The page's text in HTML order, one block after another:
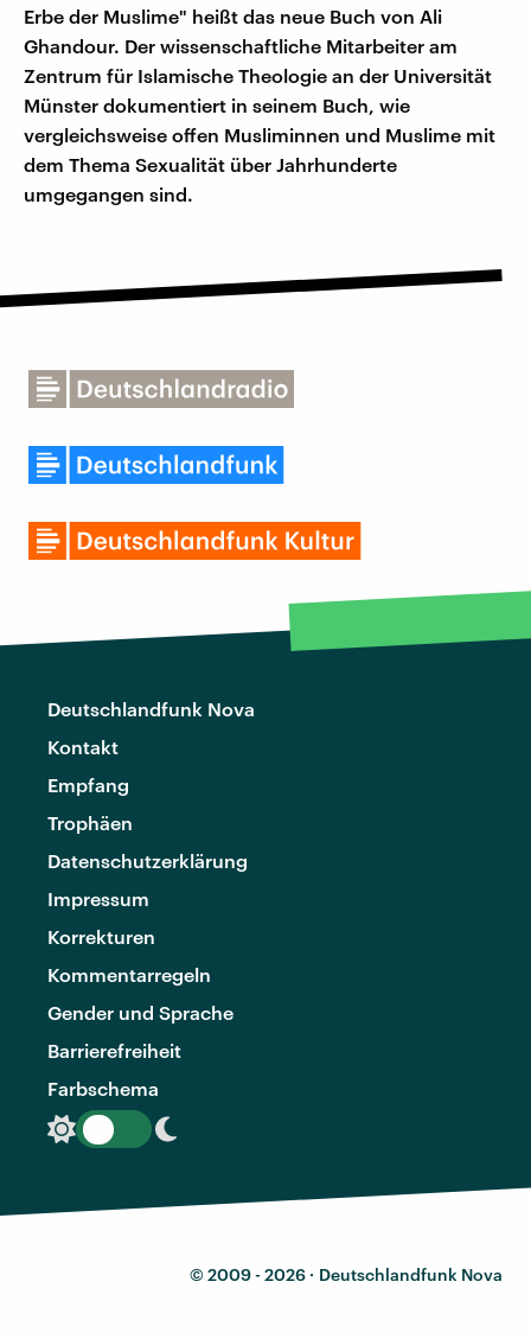
Erbe der Muslime" heißt das neue Buch von Ali
Ghandour. Der wissenschaftliche Mitarbeiter am
Zentrum für Islamische Theologie an der Universität
Münster dokumentiert in seinem Buch, wie
vergleichsweise offen Musliminnen und Muslime mit
dem Thema Sexualität über Jahrhunderte
umgegangen sind.
Deutschlandfunk Nova
Kontakt
Empfang
Trophäen
Datenschutzerklärung
Impressum
Korrekturen
Kommentarregeln
Gender und Sprache
Barrierefreiheit
Farbschema
© 2009 - 2026 · Deutschlandfunk Nova